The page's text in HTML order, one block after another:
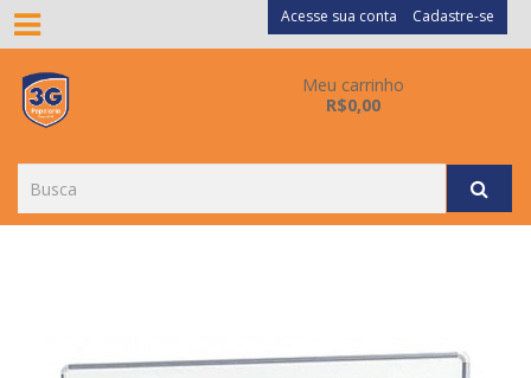
Acesse sua conta Cadastre-se
Meu carrinho
R$0,00